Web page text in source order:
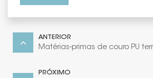
ANTERIOR
Matérias-primas de couro PU
PRÓXIMO